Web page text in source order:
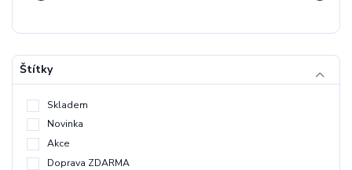
Štítky
Skladem
Novinka
Akce
Doprava ZDARMA